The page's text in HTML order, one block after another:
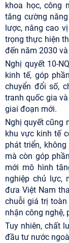
khoa học, công
tăng cường
lược, nâng cao
trọng thực hiện
đến năm 2030
Nghị quyết 10-
kinh tế, góp
chuyển đổi số,
tranh quốc gia
giai đoạn mới.
Nghị quyết cũng
khu vực kinh tế
phát triển,
mà còn góp
mới mô hình
nghiệp chủ lực,
đưa Việt Nam
chuỗi giá trị
nhận công nghệ,
Tuy nhiên, chất
đầu tư nước